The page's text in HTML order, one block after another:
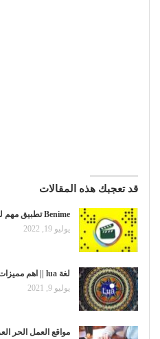
قد تعجبك هذه المقالات
Benime تطبيق مهم لصناعة محتوى مكتوب أو مرئي مميز.
يوليو 19, 2022
لغة lua || اهم مميزات لغة برمجة لوا 2021
يوليو 9, 2021